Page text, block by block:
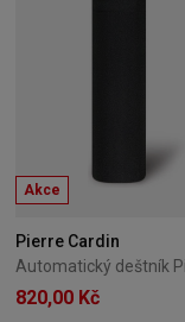
Akce
Pierre Cardin
820,00 Kč